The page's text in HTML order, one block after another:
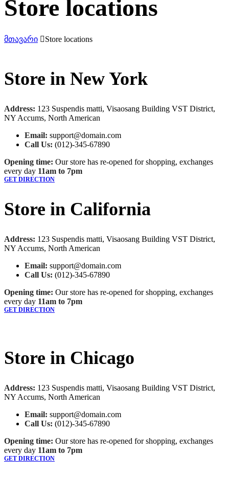
Store locations
მთავარი Store locations
Store in New York
Address: 123 Suspendis matti, Visaosang Building VST District,
NY Accums, North American
Email: support@domain.com
Call Us: (012)-345-67890
Opening time: Our store has re-opened for shopping, exchanges
every day 11am to 7pm
GET DIRECTION
Store in California
Address: 123 Suspendis matti, Visaosang Building VST District,
NY Accums, North American
Email: support@domain.com
Call Us: (012)-345-67890
Opening time: Our store has re-opened for shopping, exchanges
every day 11am to 7pm
GET DIRECTION
Store in Chicago
Address: 123 Suspendis matti, Visaosang Building VST District,
NY Accums, North American
Email: support@domain.com
Call Us: (012)-345-67890
Opening time: Our store has re-opened for shopping, exchanges
every day 11am to 7pm
GET DIRECTION